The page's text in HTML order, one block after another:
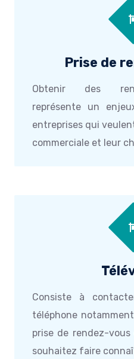
Prise de
Obtenir des
représente un
entreprises qui
commerciale et leur
Consiste à
téléphone
prise de rendez-
souhaitez faire